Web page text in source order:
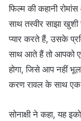
फिल्म की कहानी
साथ तस्वीर साझा
प्यार करते हैं, उसके
साथ आते हैं तो आपको
होगा, जिसे आप नहीं भूल
करण रावल के साथ एक
सोनाक्षी ने कहा, यह